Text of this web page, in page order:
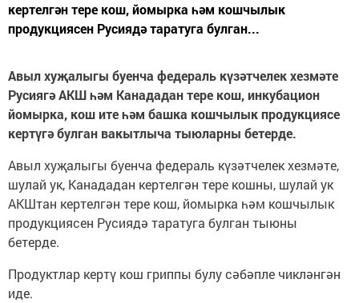
кертелгән тере кош, йомырка һәм кошчылык
продукциясен Русиядә таратуга булган...
Авыл хуҗалыгы буенча федераль күзәтчелек хезмәте
Русиягә АКШ һәм Канададан тере кош, инкубацион
йомырка, кош ите һәм башка кошчылык продукциясе
кертүгә булган вакытлыча тыюларны бетерде.
Авыл хуҗалыгы буенча федераль күзәтчелек хезмәте,
шулай ук, Канададан кертелгән тере кошны, шулай ук
АКШтан кертелгән тере кош, йомырка һәм кошчылык
продукциясен Русиядә таратуга булган тыюны
бетерде.
Продуктлар кертү кош гриппы булу сәбәпле чикләнгән
иде.